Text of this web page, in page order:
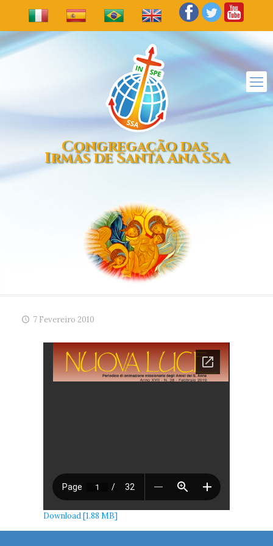
Congregação das
Irmãs de Santa Ana SSA
7 Fevereiro 2010
Download [1.88 MB]